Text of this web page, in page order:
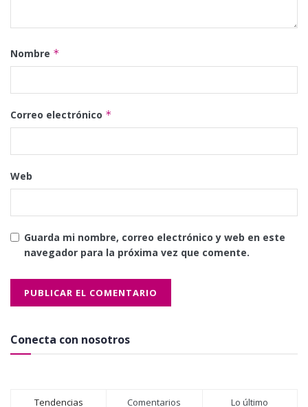
Nombre *
Correo electrónico *
Web
Guarda mi nombre, correo electrónico y web en este
navegador para la próxima vez que comente.
Conecta con nosotros
Tendencias Comentarios Lo último